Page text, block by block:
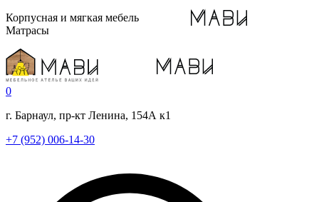
Корпусная и мягкая мебель
Матрасы
0
г. Барнаул, пр-кт Ленина, 154А к1
+7 (952) 006-14-30